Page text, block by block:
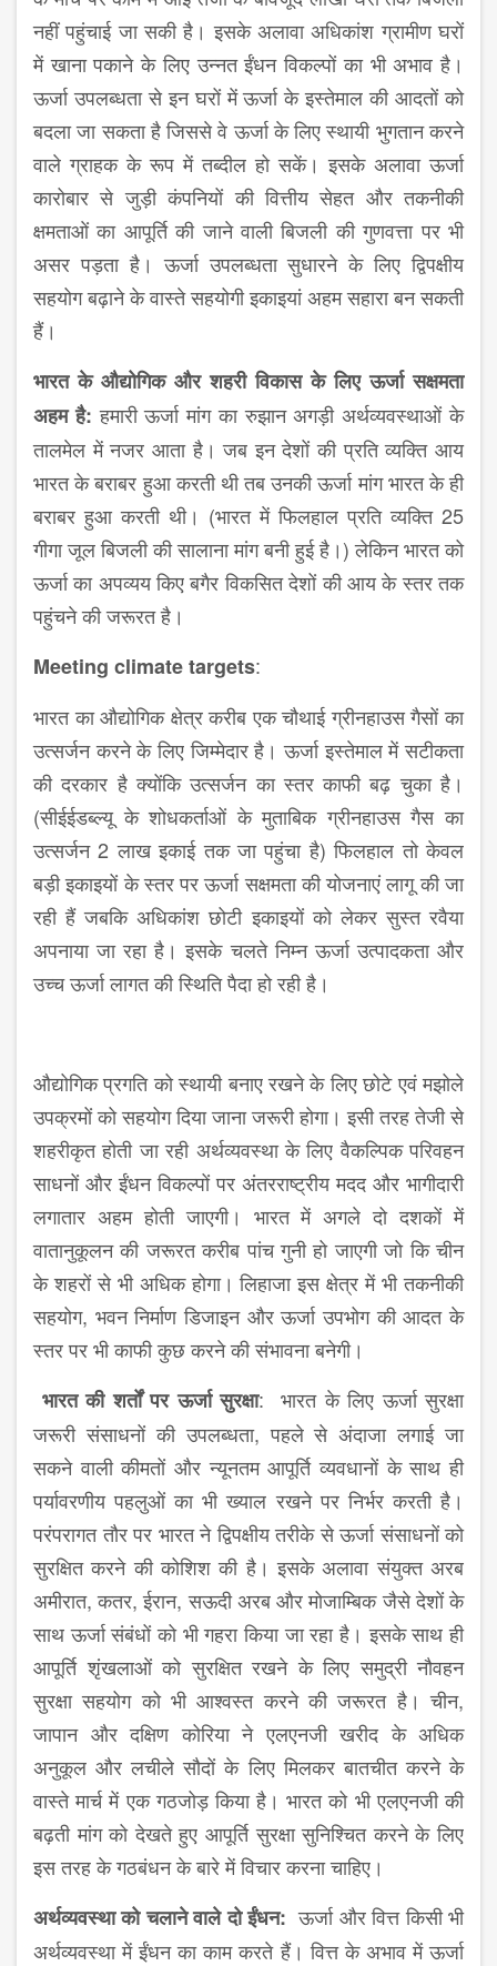
नहीं पहुंचाई जा सकी है। इसके अलावा अधिकांश ग्रामीण घरों
में खाना पकाने के लिए उन्नत ईंधन विकल्पों का भी अभाव है।
ऊर्जा उपलब्धता से इन घरों में ऊर्जा के इस्तेमाल की आदतों को
बदला जा सकता है जिससे वे ऊर्जा के लिए स्थायी भुगतान करने
वाले ग्राहक के रूप में तब्दील हो सकें। इसके अलावा ऊर्जा
कारोबार से जुड़ी कंपनियों की वित्तीय सेहत और तकनीकी
क्षमताओं का आपूर्ति की जाने वाली बिजली की गुणवत्ता पर भी
असर पड़ता है। ऊर्जा उपलब्धता सुधारने के लिए द्विपक्षीय
सहयोग बढ़ाने के वास्ते सहयोगी इकाइयां अहम सहारा बन सकती
हैं।
भारत के औद्योगिक और शहरी विकास के लिए ऊर्जा सक्षमता
अहम है: हमारी ऊर्जा मांग का रुझान अगड़ी अर्थव्यवस्थाओं के
तालमेल में नजर आता है। जब इन देशों की प्रति व्यक्ति आय
भारत के बराबर हुआ करती थी तब उनकी ऊर्जा मांग भारत के ही
बराबर हुआ करती थी। (भारत में फिलहाल प्रति व्यक्ति 25
गीगा जूल बिजली की सालाना मांग बनी हुई है।) लेकिन भारत को
ऊर्जा का अपव्यय किए बगैर विकसित देशों की आय के स्तर तक
पहुंचने की जरूरत है।
Meeting climate targets:
भारत का औद्योगिक क्षेत्र करीब एक चौथाई ग्रीनहाउस गैसों का
उत्सर्जन करने के लिए जिम्मेदार है। ऊर्जा इस्तेमाल में सटीकता
की दरकार है क्योंकि उत्सर्जन का स्तर काफी बढ़ चुका है।
(सीईईडब्ल्यू के शोधकर्ताओं के मुताबिक ग्रीनहाउस गैस का
उत्सर्जन 2 लाख इकाई तक जा पहुंचा है) फिलहाल तो केवल
बड़ी इकाइयों के स्तर पर ऊर्जा सक्षमता की योजनाएं लागू की जा
रही हैं जबकि अधिकांश छोटी इकाइयों को लेकर सुस्त रवैया
अपनाया जा रहा है। इसके चलते निम्न ऊर्जा उत्पादकता और
उच्च ऊर्जा लागत की स्थिति पैदा हो रही है।
औद्योगिक प्रगति को स्थायी बनाए रखने के लिए छोटे एवं मझोले
उपक्रमों को सहयोग दिया जाना जरूरी होगा। इसी तरह तेजी से
शहरीकृत होती जा रही अर्थव्यवस्था के लिए वैकल्पिक परिवहन
साधनों और ईंधन विकल्पों पर अंतरराष्ट्रीय मदद और भागीदारी
लगातार अहम होती जाएगी। भारत में अगले दो दशकों में
वातानुकूलन की जरूरत करीब पांच गुनी हो जाएगी जो कि चीन
के शहरों से भी अधिक होगा। लिहाजा इस क्षेत्र में भी तकनीकी
सहयोग, भवन निर्माण डिजाइन और ऊर्जा उपभोग की आदत के
स्तर पर भी काफी कुछ करने की संभावना बनेगी।
भारत की शर्तों पर ऊर्जा सुरक्षा: भारत के लिए ऊर्जा सुरक्षा
जरूरी संसाधनों की उपलब्धता, पहले से अंदाजा लगाई जा
सकने वाली कीमतों और न्यूनतम आपूर्ति व्यवधानों के साथ ही
पर्यावरणीय पहलुओं का भी ख्याल रखने पर निर्भर करती है।
परंपरागत तौर पर भारत ने द्विपक्षीय तरीके से ऊर्जा संसाधनों को
सुरक्षित करने की कोशिश की है। इसके अलावा संयुक्त अरब
अमीरात, कतर, ईरान, सऊदी अरब और मोजाम्बिक जैसे देशों के
साथ ऊर्जा संबंधों को भी गहरा किया जा रहा है। इसके साथ ही
आपूर्ति शृंखलाओं को सुरक्षित रखने के लिए समुद्री नौवहन
सुरक्षा सहयोग को भी आश्वस्त करने की जरूरत है। चीन,
जापान और दक्षिण कोरिया ने एलएनजी खरीद के अधिक
अनुकूल और लचीले सौदों के लिए मिलकर बातचीत करने के
वास्ते मार्च में एक गठजोड़ किया है। भारत को भी एलएनजी की
बढ़ती मांग को देखते हुए आपूर्ति सुरक्षा सुनिश्चित करने के लिए
इस तरह के गठबंधन के बारे में विचार करना चाहिए।
अर्थव्यवस्था को चलाने वाले दो ईंधन: ऊर्जा और वित्त किसी भी
अर्थव्यवस्था में ईंधन का काम करते हैं। वित्त के अभाव में ऊर्जा